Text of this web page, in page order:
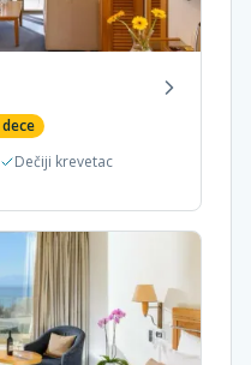
dece
Dečiji krevetac